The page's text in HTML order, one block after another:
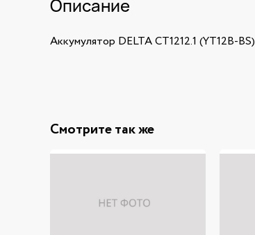
Описание
Аккумулятор DELTA CT1212.1 (YT12B-BS)
Смотрите так же